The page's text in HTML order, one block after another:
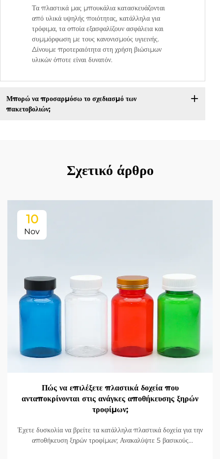
Τα πλαστικά μας μπουκάλια κατασκευάζονται
από υλικά υψηλής ποιότητας, κατάλληλα για
τρόφιμα, τα οποία εξασφαλίζουν ασφάλεια και
συμμόρφωση με τους κανονισμούς υγιεινής.
Δίνουμε προτεραιότητα στη χρήση βιώσιμων
υλικών όποτε είναι δυνατόν.
Μπορώ να προσαρμόσω το σχεδιασμό των
πακετοβολιών;
Σχετικό άρθρο
10
Nov
Πώς να επιλέξετε πλαστικά δοχεία που
ανταποκρίνονται στις ανάγκες αποθήκευσης ξηρών
τροφίμων;
Έχετε δυσκολία να βρείτε τα κατάλληλα πλαστικά δοχεία για την
αποθήκευση ξηρών τροφίμων; Ανακαλύψτε 5 βασικούς